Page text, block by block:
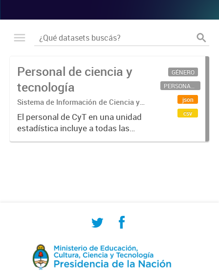
Personal de ciencia y
tecnología
Sistema de Información de Ciencia y
Tecnología Argentino (SICYTAR)
El personal de CyT en una unidad
estadística incluye a todas las
personas involucradas
GÉNERO
PERSONAL CIENTÍFICO-TECNOLÓGICO
json
csv